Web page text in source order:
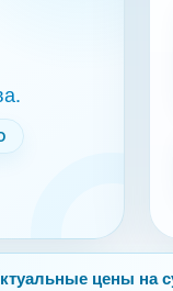
цены на